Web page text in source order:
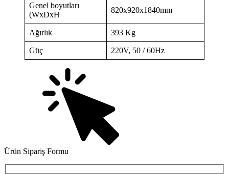
Genel boyutları
(WxDxH
820x920x1840mm
Ağırlık 393 Kg
Güç 220V, 50 / 60Hz
Ürün Sipariş Formu